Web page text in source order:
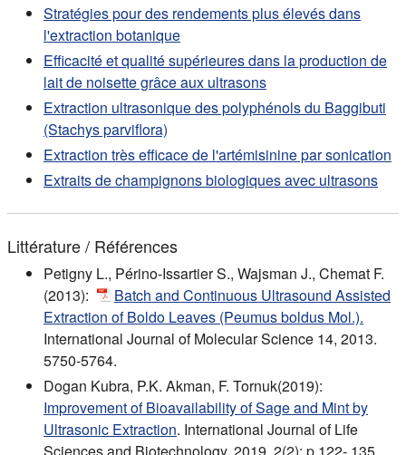
Stratégies pour des rendements plus élevés dans
l'extraction botanique
Efficacité et qualité supérieures dans la production de
lait de noisette grâce aux ultrasons
Extraction ultrasonique des polyphénols du Baggibuti
(Stachys parviflora)
Extraction très efficace de l'artémisinine par sonication
Extraits de champignons biologiques avec ultrasons
Littérature / Références
Petigny L., Périno-Issartier S., Wajsman J., Chemat F.
(2013):
Batch and Continuous Ultrasound Assisted
Extraction of Boldo Leaves (Peumus boldus Mol.).
International Journal of Molecular Science 14, 2013.
5750-5764.
Dogan Kubra, P.K. Akman, F. Tornuk(2019):
Improvement of Bioavailability of Sage and Mint by
Ultrasonic Extraction. International Journal of Life